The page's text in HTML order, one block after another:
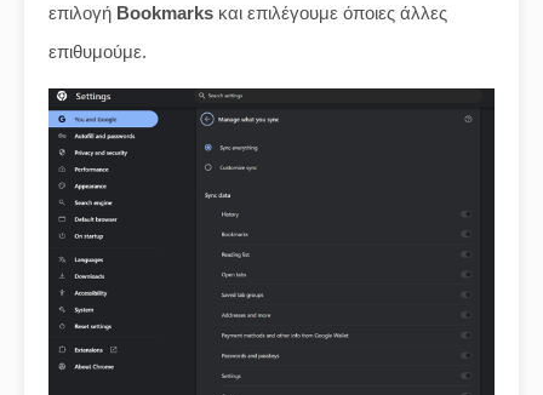
επιλογή Bookmarks και επιλέγουμε όποιες άλλες
επιθυμούμε.